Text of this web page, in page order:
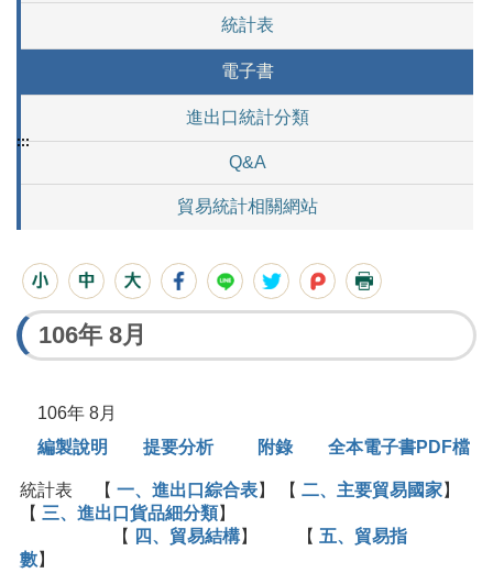
統計表
電子書
進出口統計分類
Q&A
貿易統計相關網站
:::
106年 8月
106年 8月
編製說明
提要分析 附錄 全本電子書PDF檔
統計表 【 一、進出口綜合表】 【 二、主要貿易國家】
【 三、進出口貨品細分類】
【 四、貿易結構】 【 五、貿易指
數】